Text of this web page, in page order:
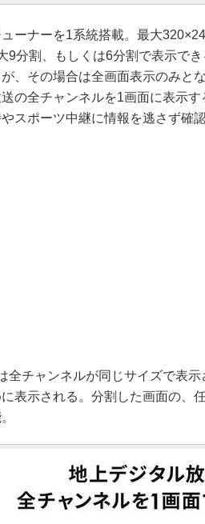
ーナーを1系統搭載。最大
9分割、もしくは6分割で表示で
、その場合は全画面表示のみと
の全チャンネルを1画面に表示
スポーツ中継に情報を逃さず確
全チャンネルが同じサイズで表
表示される。分割した画面の、